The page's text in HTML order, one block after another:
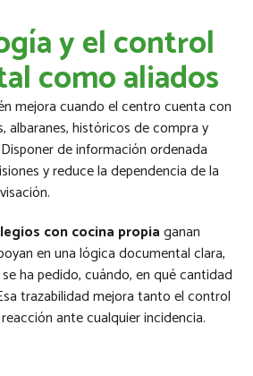
y el control
como aliados
mejora cuando el centro cuenta con
albaranes, históricos de compra y
de información ordenada
y reduce la dependencia de la
con cocina propiaganan
en una lógica documental clara,
ha pedido, cuándo, en qué cantidad
trazabilidad mejora tanto el control
ante cualquier incidencia.